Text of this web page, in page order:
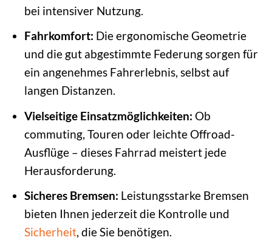
bei intensiver Nutzung.
Fahrkomfort: Die ergonomische Geometrie
und die gut abgestimmte Federung sorgen für
ein angenehmes Fahrerlebnis, selbst auf
langen Distanzen.
Vielseitige Einsatzmöglichkeiten: Ob
commuting, Touren oder leichte Offroad-
Ausflüge – dieses Fahrrad meistert jede
Herausforderung.
Sicheres Bremsen: Leistungsstarke Bremsen
bieten Ihnen jederzeit die Kontrolle und
Sicherheit, die Sie benötigen.